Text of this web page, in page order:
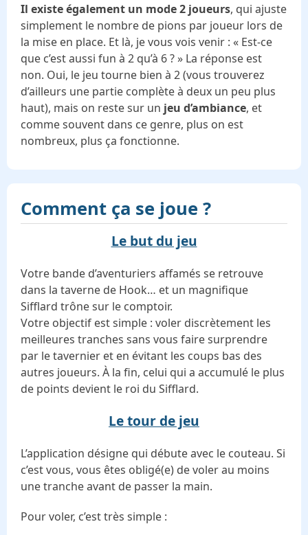
Il existe également un mode 2 joueurs, qui ajuste
simplement le nombre de pions par joueur lors de
la mise en place. Et là, je vous vois venir : « Est-ce
que c’est aussi fun à 2 qu’à 6 ? » La réponse est
non. Oui, le jeu tourne bien à 2 (vous trouverez
d’ailleurs une partie complète à deux un peu plus
haut), mais on reste sur un jeu d’ambiance, et
comme souvent dans ce genre, plus on est
nombreux, plus ça fonctionne.
Comment ça se joue ?
Le but du jeu
Votre bande d’aventuriers affamés se retrouve
dans la taverne de Hook… et un magnifique
Sifflard trône sur le comptoir.
Votre objectif est simple : voler discrètement les
meilleures tranches sans vous faire surprendre
par le tavernier et en évitant les coups bas des
autres joueurs. À la fin, celui qui a accumulé le plus
de points devient le roi du Sifflard.
Le tour de jeu
L’application désigne qui débute avec le couteau. Si
c’est vous, vous êtes obligé(e) de voler au moins
une tranche avant de passer la main.
Pour voler, c’est très simple :